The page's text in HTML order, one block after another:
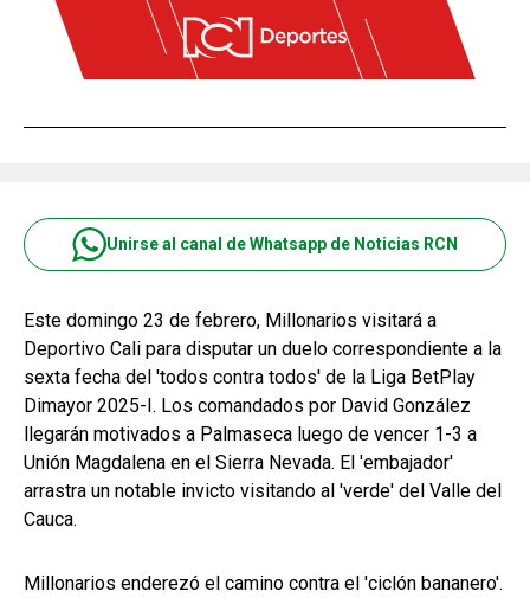
Unirse al canal de Whatsapp de Noticias RCN
Este domingo 23 de febrero, Millonarios visitará a
Deportivo Cali para disputar un duelo correspondiente a la
sexta fecha del 'todos contra todos' de la Liga BetPlay
Dimayor 2025-I. Los comandados por David González
llegarán motivados a Palmaseca luego de vencer 1-3 a
Unión Magdalena en el Sierra Nevada. El 'embajador'
arrastra un notable invicto visitando al 'verde' del Valle del
Cauca.
Millonarios enderezó el camino contra el 'ciclón bananero'.